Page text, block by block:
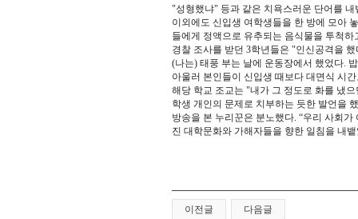
"성형했냐" 등과 같은 치욕스러운 단어를
이외에도 신입생 여학생들을 한 방에 모아
들에게 정액으로 유추되는 음식물을 투척
경찰 조사를 받던 3학년들은 "인신공격을
(나는) 태풍 부는 날에 운동장에서 했었다.
아울러 본인들이 신입생 때보다 대면식 시
해당 학교 조교는 "내가 그 정도로 화를 냈
학생 개인의 문제로 치부하는 듯한 발언을
방송을 본 누리꾼은 분노했다. “우리 사회
진 대학문화와 가해자들을 향한 일침을 내
이전글 다음글